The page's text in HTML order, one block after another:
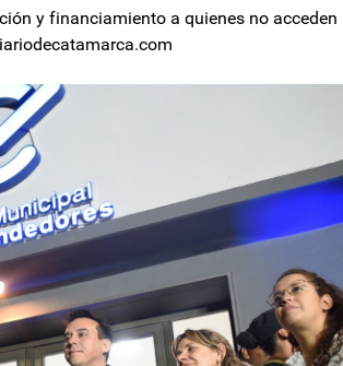
y financiamiento a quienes no acceden